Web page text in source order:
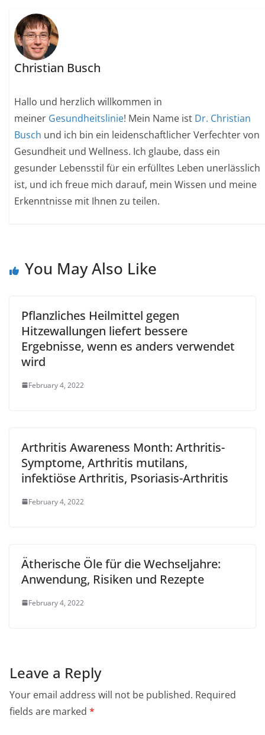
Christian Busch
Hallo und herzlich willkommen in
meiner Gesundheitslinie! Mein Name ist Dr. Christian
Busch und ich bin ein leidenschaftlicher Verfechter von
Gesundheit und Wellness. Ich glaube, dass ein
gesunder Lebensstil für ein erfülltes Leben unerlässlich
ist, und ich freue mich darauf, mein Wissen und meine
Erkenntnisse mit Ihnen zu teilen.
You May Also Like
Pflanzliches Heilmittel gegen
Hitzewallungen liefert bessere
Ergebnisse, wenn es anders verwendet
wird
February 4, 2022
Arthritis Awareness Month: Arthritis-
Symptome, Arthritis mutilans,
infektiöse Arthritis, Psoriasis-Arthritis
February 4, 2022
Ätherische Öle für die Wechseljahre:
Anwendung, Risiken und Rezepte
February 4, 2022
Leave a Reply
Your email address will not be published. Required
fields are marked *